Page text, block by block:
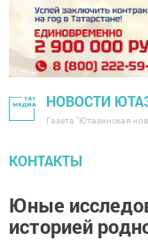
НОВОСТИ
Газета "Ютазинская
КОНТАКТЫ
Юные
историей